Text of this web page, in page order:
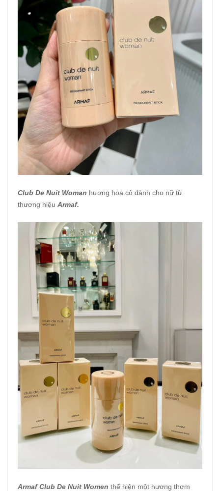
Club De Nuit Woman hương hoa cỏ dành cho nữ từ
thương hiệu Armaf.
Armaf Club De Nuit Women thể hiện một hương thơm